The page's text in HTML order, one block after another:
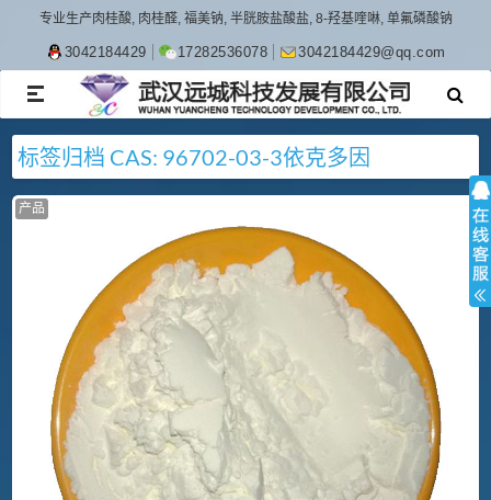
专业生产肉桂酸, 肉桂醛, 福美钠, 半胱胺盐酸盐, 8-羟基喹啉, 单氟磷酸钠
3042184429 17282536078 3042184429@qq.com
TOGGLE
NAVIGATION
标签归档 CAS: 96702-03-3依克多因
产品